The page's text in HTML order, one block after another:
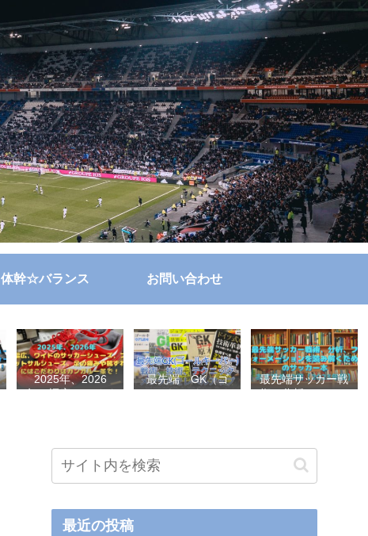
体幹☆バランス お問い合わせ
2025年、2026
年 幅広、ワイド
や靴ずれにはこだ
わりはカンガルー
革で！
最先端 GK（ゴ
ールキーパー）
世界基準へ 練習
メニューなど選
最先端サッカー戦
術、分析、フォー
【2023年版】
最近の投稿